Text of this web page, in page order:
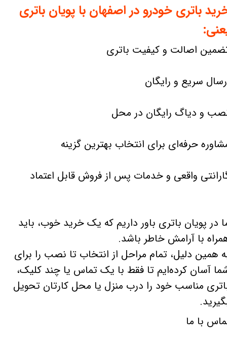
اصالت و کیفیت باتری
سریع و رایگان
و دیاگ رایگان در محل
حرفه‌ای برای انتخاب بهترین گزینه
واقعی و خدمات پس از فروش قابل اعتماد
در پویان باتری باور داریم که یک خرید خوب، باید
با آرامش خاطر باشد.
همین دلیل، تمام مراحل از انتخاب تا نصب را برای
آسان کرده‌ایم تا فقط با یک تماس یا چند کلیک،
مناسب خود را درب منزل یا محل کارتان تحویل
با ما
باتری خودرو در اصفهان با پویان باتری